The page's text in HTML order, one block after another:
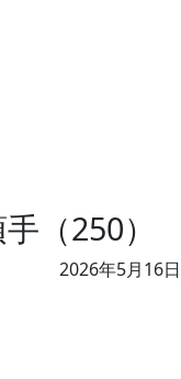
（250）
2026年5月16日